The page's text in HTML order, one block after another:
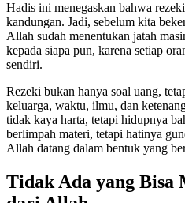
Hadis ini menegaskan bahwa
kandungan. Jadi, sebelum kita
Allah sudah menentukan jatah
kepada siapa pun, karena setiap
sendiri.
Rezeki bukan hanya soal uang,
keluarga, waktu, ilmu, dan
tidak kaya harta, tetapi hidupnya
berlimpah materi, tetapi hatinya
Allah datang dalam bentuk yang
Tidak Ada yang Bisa